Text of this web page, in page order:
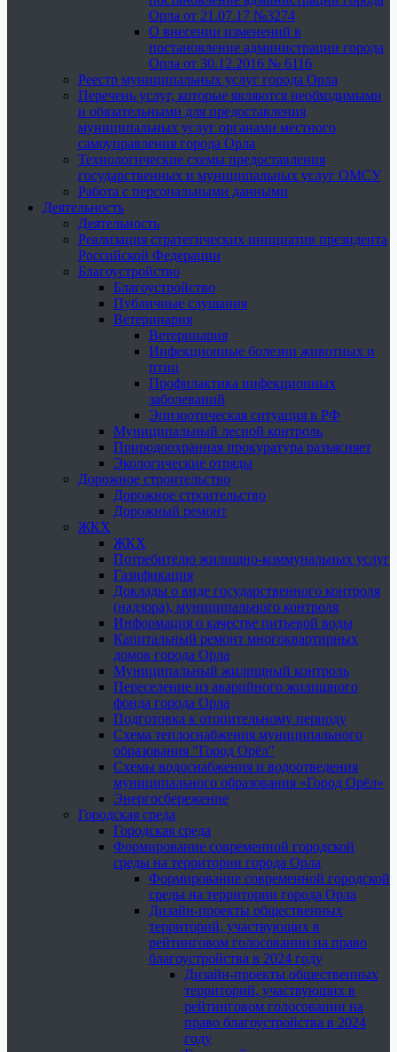
Орла от 21.07.17 №3274
О внесении изменений в
постановление администрации города
Орла от 30.12.2016 № 6116
Реестр муниципальных услуг города Орла
Перечень услуг, которые являются необходимыми
и обязательными для предоставления
муниципальных услуг органами местного
самоуправления города Орла
Технологические схемы предоставления
государственных и муниципальных услуг ОМСУ
Работа с персональными данными
Деятельность
Деятельность
Реализация стратегических инициатив президента
Российской Федерации
Благоустройство
Благоустройство
Публичные слушания
Ветеринария
Ветеринария
Инфекционные болезни животных и
птиц
Профилактика инфекционных
заболеваний
Эпизоотическая ситуация в РФ
Муниципальный лесной контроль
Природоохранная прокуратура разъясняет
Экологические отряды
Дорожное строительство
Дорожное строительство
Дорожный ремонт
ЖКХ
ЖКХ
Потребителю жилищно-коммунальных услуг
Газификация
Доклады о виде государственного контроля
(надзора), муниципального контроля
Информация о качестве питьевой воды
Капитальный ремонт многоквартирных
домов города Орла
Муниципальный жилищный контроль
Переселение из аварийного жилищного
фонда города Орла
Подготовка к отопительному периоду
Схема теплоснабжения муниципального
образования "Город Орёл"
Схемы водоснабжения и водоотведения
муниципального образования «Город Орёл»
Энергосбережение
Городская среда
Городская среда
Формирование современной городской
среды на территории города Орла
Формирование современной городской
среды на территории города Орла
Дизайн-проекты общественных
территорий, участвующих в
рейтинговом голосовании на право
благоустройства в 2024 году
Дизайн-проекты общественных
территорий, участвующих в
рейтинговом голосовании на
право благоустройства в 2024
году